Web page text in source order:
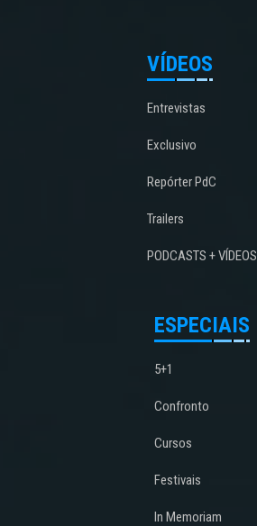
VÍDEOS
Entrevistas
Exclusivo
Repórter PdC
Trailers
PODCASTS + VÍDEOS
ESPECIAIS
5+1
Confronto
Cursos
Festivais
In Memoriam